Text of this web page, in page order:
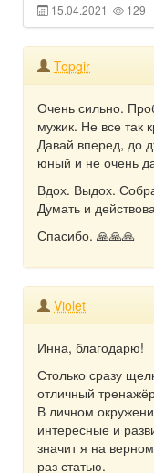
15.04.2021
129
Topgir
Очень сильно.
мужик. Не все так
Давай вперед, до
юный и не очень
Вдох. Выдох.
Думать и
Спасибо. 🙏🙏🙏
Violet
Инна, благодарю!
Столько сразу
отличный
В личном
интересные и
значит я на
раз статью.